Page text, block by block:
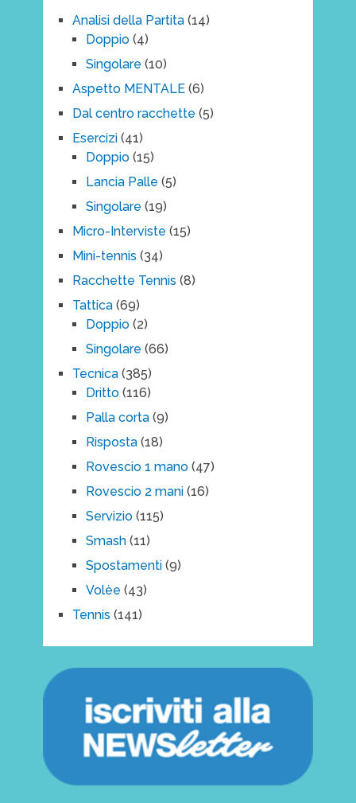
Analisi della Partita(14)
Doppio(4)
Singolare (10)
Aspetto MENTALE(6)
Dal centro racchette (5)
Esercizi(41)
Doppio(15)
Lancia Palle (5)
Singolare (19)
Micro-Interviste (15)
Mini-tennis (34)
Racchette Tennis (8)
Tattica(69)
Doppio(2)
Singolare (66)
Tecnica(385)
Dritto(116)
Palla corta(9)
Risposta(18)
Rovescio 1 mano(47)
Rovescio 2 mani(16)
Servizio(115)
Smash(11)
Spostamenti(9)
Volèe (43)
Tennis (141)